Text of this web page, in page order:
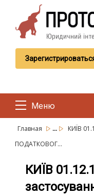
Меню
Главная ...
КИЇВ
ПОДАТКОВОГ...
КИЇВ